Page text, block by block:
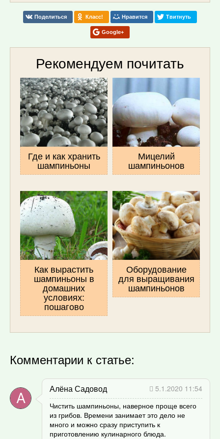
Поделиться Класс! Нравится Твитнуть
Google+
Рекомендуем почитать
Где и как хранить
шампиньоны
Мицелий
шампиньонов
Как вырастить
шампиньоны в
домашних
условиях:
пошагово
Оборудование
для выращивания
шампиньонов
Комментарии к статье:
Алёна Садовод
5.1.2020 11:54
Чистить шампиньоны, наверное проще всего
из грибов. Времени занимает это дело не
много и можно сразу приступить к
приготовлению кулинарного блюда.